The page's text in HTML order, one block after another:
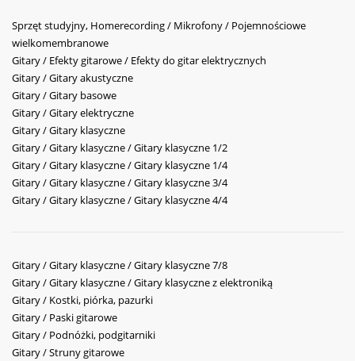
Sprzęt studyjny, Homerecording / Mikrofony / Pojemnościowe
wielkomembranowe
Gitary / Efekty gitarowe / Efekty do gitar elektrycznych
Gitary / Gitary akustyczne
Gitary / Gitary basowe
Gitary / Gitary elektryczne
Gitary / Gitary klasyczne
Gitary / Gitary klasyczne / Gitary klasyczne 1/2
Gitary / Gitary klasyczne / Gitary klasyczne 1/4
Gitary / Gitary klasyczne / Gitary klasyczne 3/4
Gitary / Gitary klasyczne / Gitary klasyczne 4/4
Gitary / Gitary klasyczne / Gitary klasyczne 7/8
Gitary / Gitary klasyczne / Gitary klasyczne z elektroniką
Gitary / Kostki, piórka, pazurki
Gitary / Paski gitarowe
Gitary / Podnóżki, podgitarniki
Gitary / Struny gitarowe